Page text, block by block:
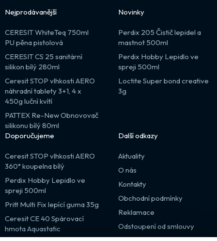
Nejprodávanější
CERESIT WhiteTeq 750ml
PU pěna pistolová
CERESIT CS 25 sanitární
silikon bílý 280ml
Ceresit STOP vlhkosti AERO
náhradní tablety 3+1, 4 x
450g luční kvítí
PATTEX Re-New Obnovovač
silikonu bílý 80ml
Novinky
Perdix 205 Čistič lepidel a
mastnot 500ml
Perdix Hobby Lepidlo ve
spreji 500ml
Loctite Super bond creative
3g
Doporučujeme
Ceresit STOP vlhkosti AERO
360° koupelna bílý
Perdix Hobby Lepidlo ve
spreji 500ml
Pritt Multi Fix lepící guma 35g
Ceresit CE 40 Spárovací
hmota Aquastatic
Další odkazy
Aktuality
O nás
Kontakty
Obchodní podmínky
Reklamace
Odstoupení od smlouvy